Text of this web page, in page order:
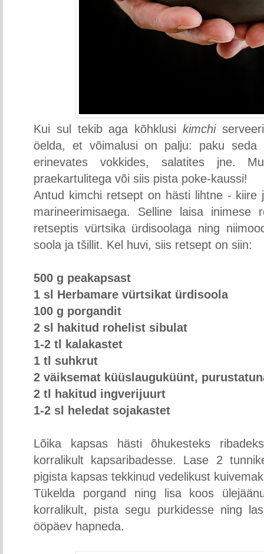
Kui sul tekib aga kõhklusi kimchi
öelda, et võimalusi on palju: paku seda
erinevates vokkides, salatites jne.
praekartulitega või siis pista poke-kaussi!
Antud kimchi retsept on hästi lihtne - kiire
marineerimisaega. Selline laisa inimese
retseptis vürtsika ürdisoolaga ning
soola ja tšillit. Kel huvi, siis retsept on siin:
500 g peakapsast
1 sl Herbamare vürtsikat ürdisoola
100 g porgandit
2 sl hakitud rohelist sibulat
1-2 tl kalakastet
1 tl suhkrut
2 väiksemat küüslauguküünt,
2 tl hakitud ingverijuurt
1-2 sl heledat sojakastet
Lõika kapsas hästi õhukesteks
korralikult kapsaribadesse. Lase 2
pigista kapsas tekkinud vedelikust
Tükelda porgand ning lisa koos
korralikult, pista segu purkidesse ning
ööpäev hapneda.